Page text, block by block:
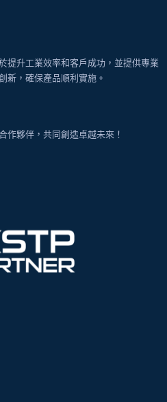
提升工業效率和客戶成功，並提供專業
新，確保產品順利實施。
作夥伴，共同創造卓越未來！